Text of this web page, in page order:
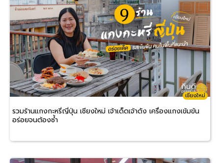
เชียงใหม่
รวมร้านแกงกะหรี่ญี่ปุ่น เชียงใหม่ เจ้าเด็ดเจ้าดัง เครื่องแกงเข้มข้น
อร่อยจนต้องซ้ำ